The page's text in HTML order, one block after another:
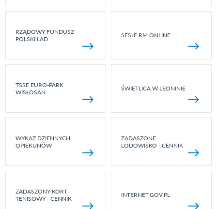
RZĄDOWY FUNDUSZ
POLSKI ŁAD
SESJE RM ONLINE
TSSE EURO-PARK
WISŁOSAN
ŚWIETLICA W LEONINIE
WYKAZ DZIENNYCH
OPIEKUNÓW
ZADASZONE
LODOWISKO - CENNIK
ZADASZONY KORT
TENISOWY - CENNIK
INTERNET.GOV.PL